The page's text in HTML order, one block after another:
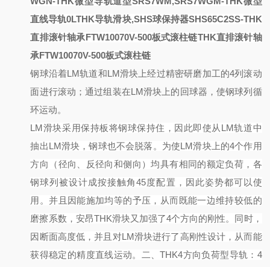
直线导轨0LTHK导轨滑块,SHS球保持器SHS65C2SS-THK
直排滚针轴承FTW10070V-500板式滚柱链THK直排滚针轴
承FTW10070V-500板式滚柱链
钢球沿着LM轨道和LM滑块上经过精密研磨加工的4列滚动
面进行滚动；通过组装在LM滑块上的回球器，使钢球列循
环运动。
LM滑块采用保持板将钢球保持住，因此即使从LM轨道中
抽出LM滑块，钢球也不会脱落。 为使LM滑块上的4个作用
方向（径向、反径向和侧向）均具有相同的额定负荷，各
钢球列被设计成按接触角45度配置，因此姿势都可以使
用。并且因能施加均等的予压，从而既能一边维持较低的
磨擦系数，安昂THK滑块又加强了4个方向的刚性。同时，
因断面高度低，并且对LM滑块进行了高刚性设计，从而能
获得稳定的精度直线运动。
二、THK4方向负荷型导轨： 4